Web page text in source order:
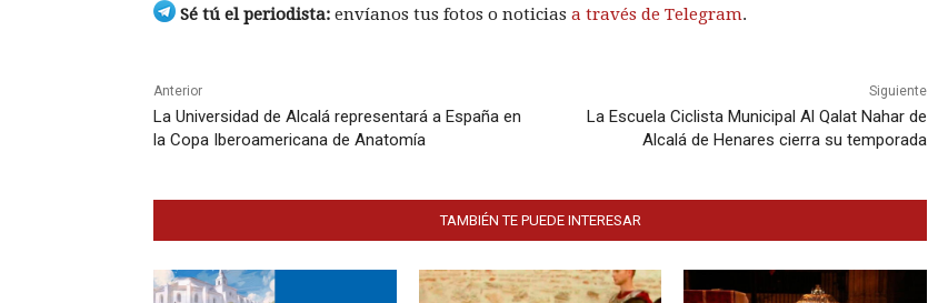
Sé tú el periodista: envíanos tus fotos o noticias a través de Telegram.
Anterior
La Universidad de Alcalá representará a España en
la Copa Iberoamericana de Anatomía
Siguiente
La Escuela Ciclista Municipal Al Qalat Nahar de
Alcalá de Henares cierra su temporada
TAMBIÉN TE PUEDE INTERESAR